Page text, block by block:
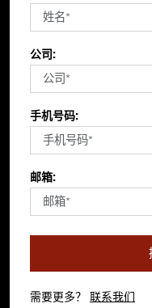
公司:
手机号码:
邮箱:
需要更多？ 联系我们